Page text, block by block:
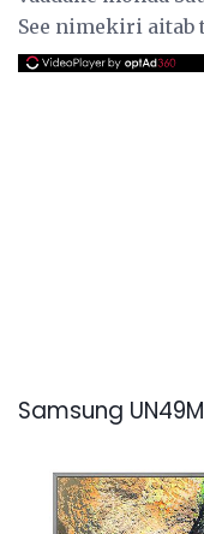
See nimekiri aitab
Samsung